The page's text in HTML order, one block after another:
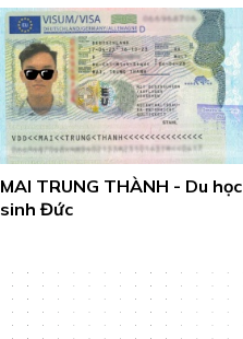
MAI TRUNG THÀNH - Du học
sinh Đức